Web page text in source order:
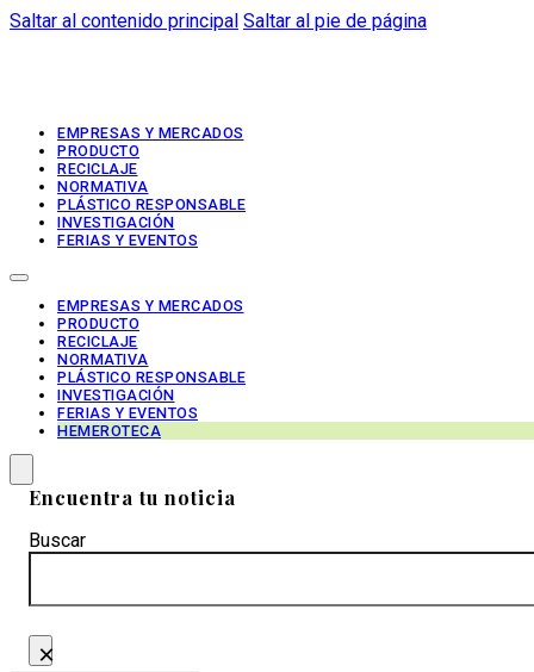
Saltar al contenido principal Saltar al pie de página
EMPRESAS Y MERCADOS
PRODUCTO
RECICLAJE
NORMATIVA
PLÁSTICO RESPONSABLE
INVESTIGACIÓN
FERIAS Y EVENTOS
EMPRESAS Y MERCADOS
PRODUCTO
RECICLAJE
NORMATIVA
PLÁSTICO RESPONSABLE
INVESTIGACIÓN
FERIAS Y EVENTOS
HEMEROTECA
Encuentra tu noticia
Buscar
×